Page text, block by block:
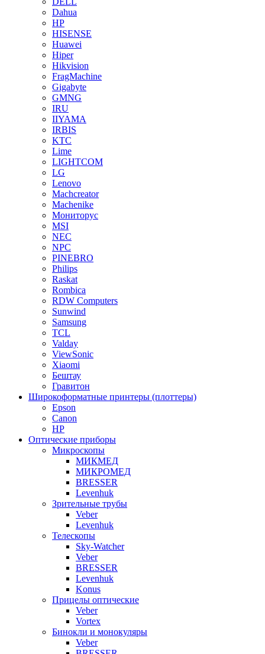
Dahua
HP
HISENSE
Huawei
Hiper
Hikvision
FragMachine
Gigabyte
GMNG
IRU
IIYAMA
IRBIS
KTC
Lime
LIGHTCOM
LG
Lenovo
Machcreator
Machenike
Мониторус
MSI
NEC
NPC
PINEBRO
Philips
Raskat
Rombica
RDW Computers
Sunwind
Samsung
TCL
Valday
ViewSonic
Xiaomi
Бештау
Гравитон
Широкоформатные принтеры (плоттеры)
Epson
Canon
HP
Оптические приборы
Микроскопы
МИКМЕД
МИКРОМЕД
BRESSER
Levenhuk
Зрительные трубы
Veber
Levenhuk
Телескопы
Sky-Watcher
Veber
BRESSER
Levenhuk
Konus
Прицелы оптические
Veber
Vortex
Бинокли и монокуляры
Veber